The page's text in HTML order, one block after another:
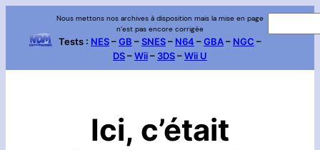
Nous mettons nos archives à disposition mais la mise en page
n’est pas encore corrigée
Tests : NES–GB –SNES– N64 –GBA– NGC –
DS–Wii– 3DS–Wii U
Ici, c’était